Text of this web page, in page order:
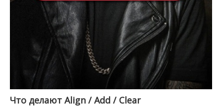
Что делают Align / Add / Clear